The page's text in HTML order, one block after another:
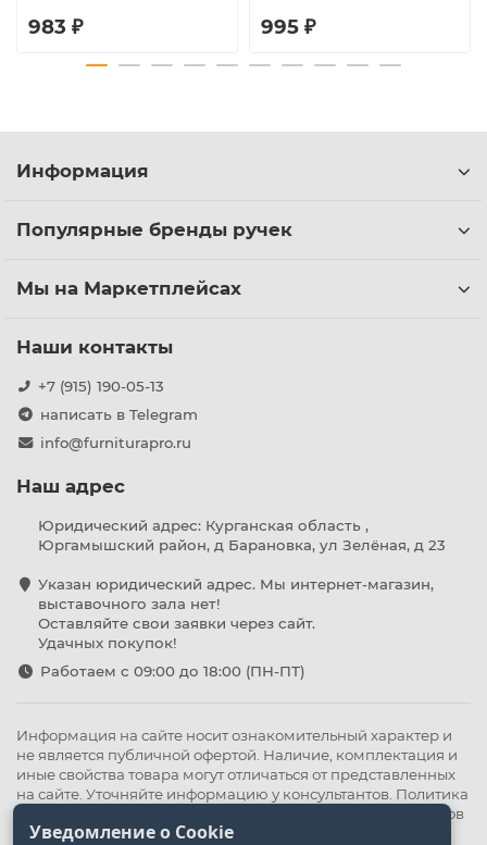
983 ₽ 995 ₽
Информация
Популярные бренды ручек
Мы на Маркетплейсах
Наши контакты
+7 (915) 190-05-13
написать в Telegram
info@furniturapro.ru
Наш адрес
Юридический адрес: Курганская область ,
Юргамышский район, д Барановка, ул Зелёная, д 23
Указан юридический адрес. Мы интернет-магазин,
выставочного зала нет!
Оставляйте свои заявки через сайт.
Удачных покупок!
Работаем с 09:00 до 18:00 (ПН-ПТ)
Информация на сайте носит ознакомительный характер и
не является публичной офертой. Наличие, комплектация и
иные свойства товара могут отличаться от представленных
на сайте. Уточняйте информацию у консультантов. Политика
Политика обработки файлов
cookie
Уведомление о Cookie